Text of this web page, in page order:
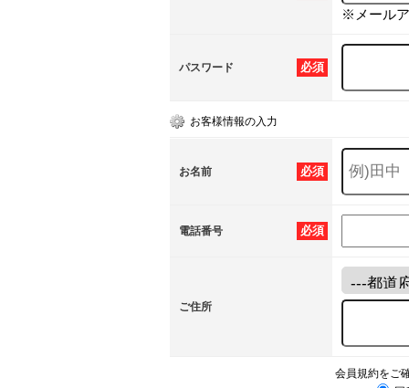
※メール
必須
パスワード
お客様情報の入力
必須
お名前
必須
電話番号
ご住所
会員規約をご